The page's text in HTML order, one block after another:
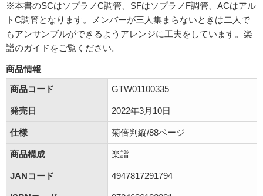
※本書のSCはソプラノC調管、SFはソプラノF調管、ACはアル
トC調管となります。メンバーが三人集まらないときは二人で
もアンサンブルができるようアレンジに工夫をしています。楽
譜のガイドをご覧ください。
商品情報
商品コード
GTW01100335
発売日 2022年3月10日
仕様 菊倍判縦/88ページ
商品構成 楽譜
JANコード 4947817291794